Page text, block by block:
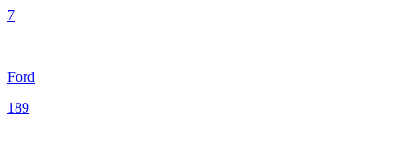
7
Ford
189